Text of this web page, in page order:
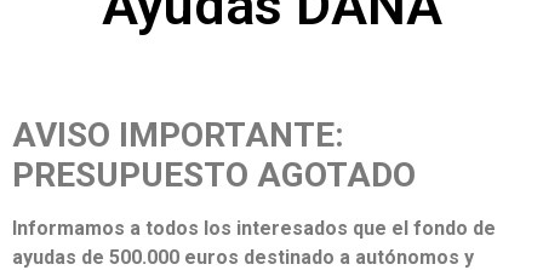
AVISO IMPORTANTE:
PRESUPUESTO AGOTADO
Informamos a todos los interesados que el fondo de
ayudas de 500.000 euros destinado a autónomos y